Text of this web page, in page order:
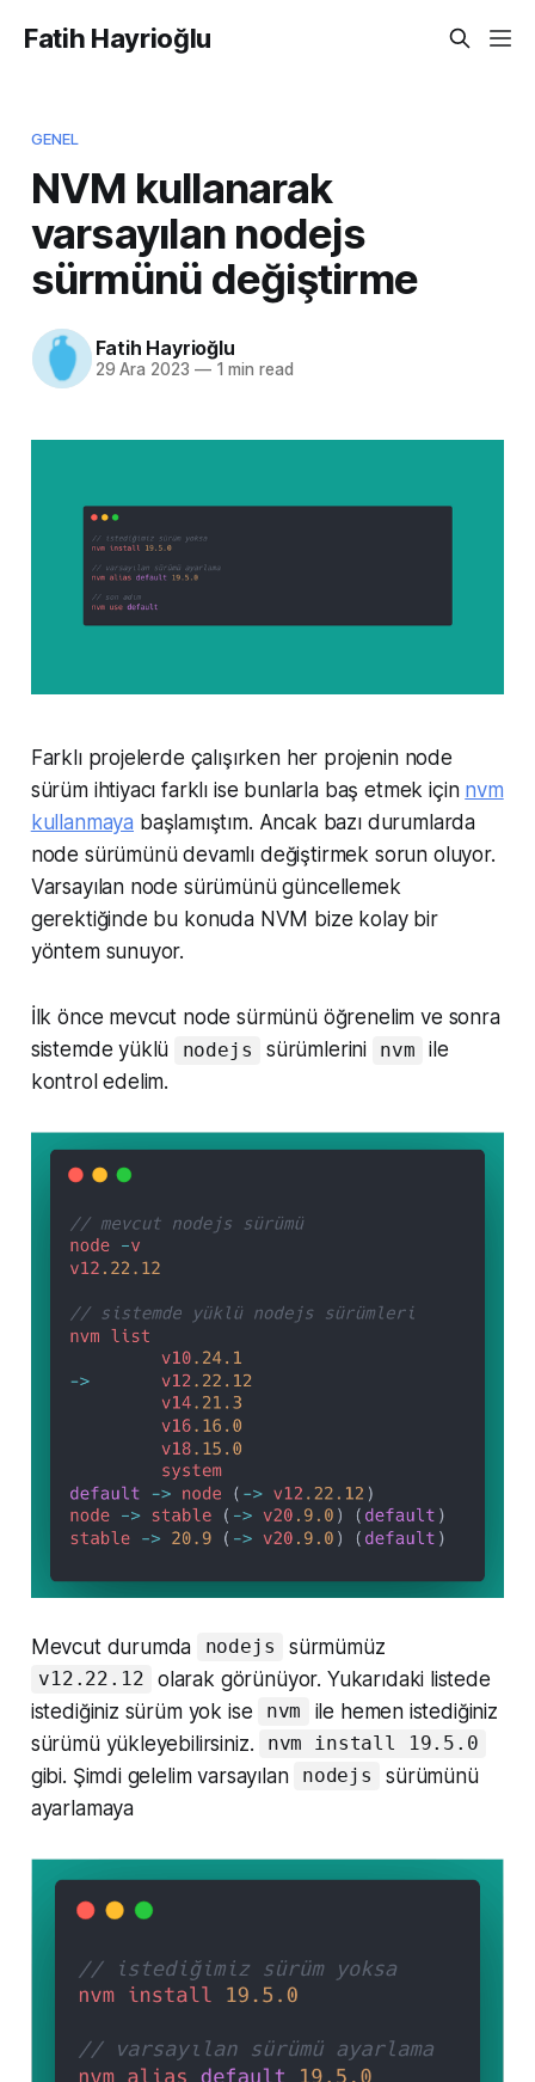
Fatih Hayrioğlu
GENEL
NVM kullanarak
varsayılan nodejs
sürmünü değiştirme
Fatih Hayrioğlu
29 Ara 2023 —1 min read
Farklı projelerde çalışırken her projenin node
sürüm ihtiyacı farklı ise bunlarla baş etmek için nvm
kullanmaya başlamıştım. Ancak bazı durumlarda
node sürümünü devamlı değiştirmek sorun oluyor.
Varsayılan node sürümünü güncellemek
gerektiğinde bu konuda NVM bize kolay bir
yöntem sunuyor.
İlk önce mevcut node sürmünü öğrenelim ve sonra
sistemde yüklü
nodejs sürümlerini nvm
ile
kontrol edelim.
Mevcut durumda nodejs sürmümüz
v12.22.12
olarak görünüyor. Yukarıdaki listede
istediğiniz sürüm yok ise
nvm
ile hemen istediğiniz
sürümü yükleyebilirsiniz.
nvm install 19.5.0
gibi. Şimdi gelelim varsayılan nodejs
sürümünü
ayarlamaya